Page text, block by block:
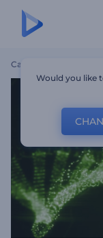
Casa
Would you like